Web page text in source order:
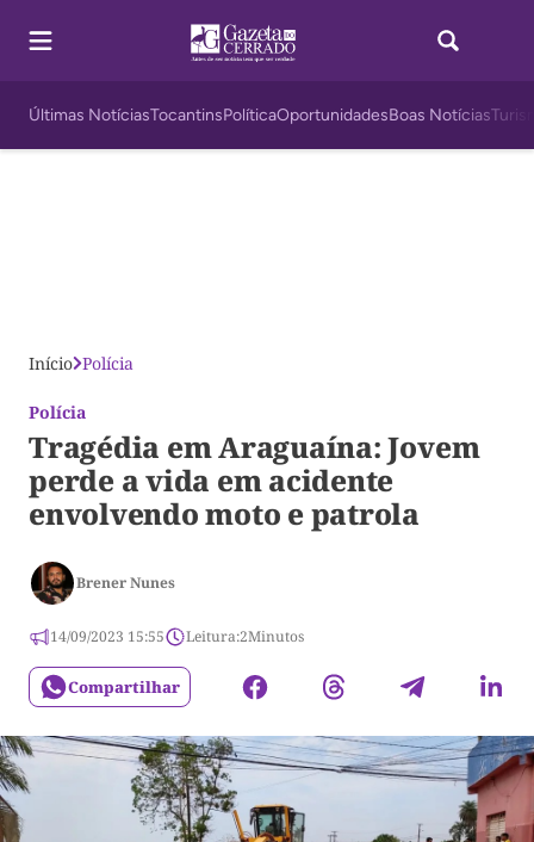
Últimas NotíciasTocantinsPolíticaOportunidadesBoas Notícias
Início Polícia
Polícia
Tragédia em Araguaína: Jovem
perde a vida em acidente
envolvendo moto e patrola
Brener Nunes
14/09/2023 15:55 Leitura:2Minutos
Compartilhar